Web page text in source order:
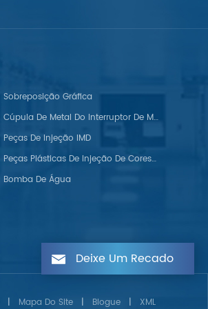
Sobreposição Gráfica
Cúpula De Metal Do Interruptor De Membrana FPC
Peças De Injeção IMD
Peças Plásticas De Injeção De Cores Duplas
Bomba De Água
| Mapa Do Site | Blogue | XML
Deixe Um Recado